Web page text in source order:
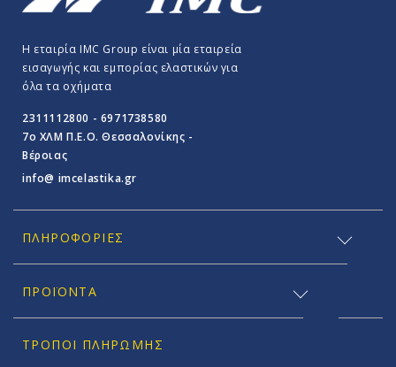
Η εταιρία IMC Group είναι μία εταιρεία
εισαγωγής και εμπορίας ελαστικών για
όλα τα οχήματα
2311112800 - 6971738580
7o ΧΛΜ Π.E.O. Θεσσαλονίκης -
Βέροιας
info@ imcelastika.gr
ΠΛΗΡΟΦΟΡΊΕΣ
ΠΡΟΪΟΝΤΑ
ΤΡΌΠΟΙ ΠΛΗΡΩΜΉΣ